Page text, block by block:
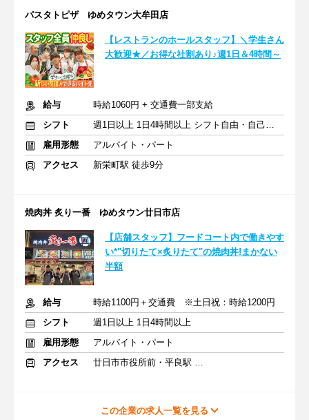
パスタトピザ ゆめタウン大牟田店
【レストランのホールスタッフ】＼学生さん
大歓迎★／お得な社割あり♪週1日＆4時間～
給与
時給1060円 + 交通費一部支給
シフト
週1日以上 1日4時間以上 シフト自由・自己申告
雇用形態
アルバイト・パート
アクセス
新栄町駅 徒歩9分
焼肉丼 炙り一番 ゆめタウン廿日市店
【店舗スタッフ】フードコート内で働きやす
い*"切りたて×炙りたて"の焼肉丼!まかない
半額
給与
時給1100円＋交通費 ※土日祝：時給1200円
シフト
週1日以上 1日4時間以上
雇用形態
アルバイト・パート
アクセス
廿日市市役所前・平良駅 徒歩14分
この企業の求人一覧を見る